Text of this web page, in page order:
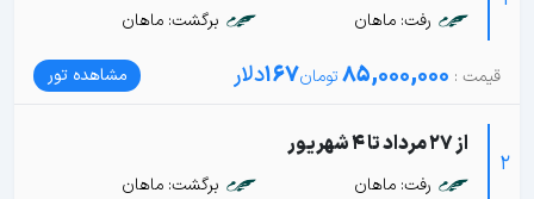
رفت: ماهان برگشت: ماهان
85,000,000
167دلار مشاهده تور
2
از 27 مرداد تا 4 شهریور
رفت: ماهان برگشت: ماهان